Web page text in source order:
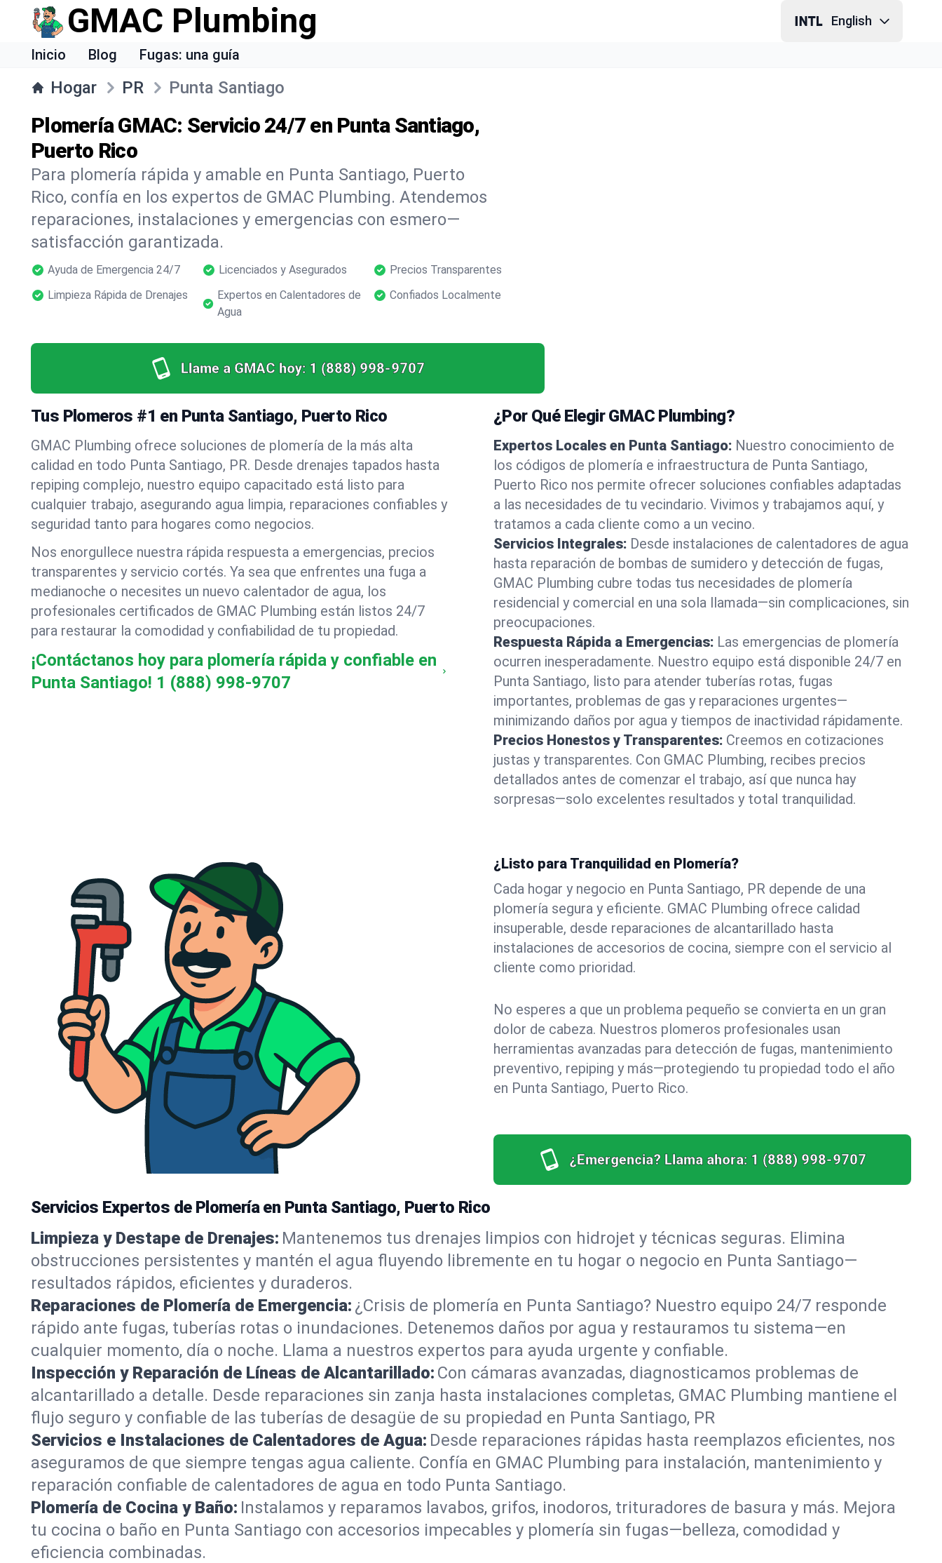
GMAC Plumbing English
Inicio Blog Fugas: una guía
Hogar PR Punta Santiago
Plomería GMAC: Servicio 24/7 en Punta Santiago,
Puerto Rico
Para plomería rápida y amable en Punta Santiago, Puerto
Rico, confía en los expertos de GMAC Plumbing. Atendemos
reparaciones, instalaciones y emergencias con esmero—
satisfacción garantizada.
Ayuda de Emergencia 24/7 Licenciados y Asegurados
Precios Transparentes
Limpieza Rápida de Drenajes
Expertos en Calentadores de
Agua
Confiados Localmente
Llame a GMAC hoy: 1 (888) 998-9707
Tus Plomeros #1 en Punta Santiago, Puerto Rico
GMAC Plumbing ofrece soluciones de plomería de la más alta
calidad en todo Punta Santiago, PR. Desde drenajes tapados hasta
repiping complejo, nuestro equipo capacitado está listo para
cualquier trabajo, asegurando agua limpia, reparaciones confiables y
seguridad tanto para hogares como negocios.
Nos enorgullece nuestra rápida respuesta a emergencias, precios
transparentes y servicio cortés. Ya sea que enfrentes una fuga a
medianoche o necesites un nuevo calentador de agua, los
profesionales certificados de GMAC Plumbing están listos 24/7
para restaurar la comodidad y confiabilidad de tu propiedad.
¡Contáctanos hoy para plomería rápida y confiable en
Punta Santiago! 1 (888) 998-9707
¿Por Qué Elegir GMAC Plumbing?
Expertos Locales en Punta Santiago: Nuestro conocimiento de
los códigos de plomería e infraestructura de Punta Santiago,
Puerto Rico nos permite ofrecer soluciones confiables adaptadas
a las necesidades de tu vecindario. Vivimos y trabajamos aquí, y
tratamos a cada cliente como a un vecino.
Servicios Integrales: Desde instalaciones de calentadores de agua
hasta reparación de bombas de sumidero y detección de fugas,
GMAC Plumbing cubre todas tus necesidades de plomería
residencial y comercial en una sola llamada—sin complicaciones, sin
preocupaciones.
Respuesta Rápida a Emergencias: Las emergencias de plomería
ocurren inesperadamente. Nuestro equipo está disponible 24/7 en
Punta Santiago, listo para atender tuberías rotas, fugas
importantes, problemas de gas y reparaciones urgentes—
minimizando daños por agua y tiempos de inactividad rápidamente.
Precios Honestos y Transparentes: Creemos en cotizaciones
justas y transparentes. Con GMAC Plumbing, recibes precios
detallados antes de comenzar el trabajo, así que nunca hay
sorpresas—solo excelentes resultados y total tranquilidad.
¿Listo para Tranquilidad en Plomería?
Cada hogar y negocio en Punta Santiago, PR depende de una
plomería segura y eficiente. GMAC Plumbing ofrece calidad
insuperable, desde reparaciones de alcantarillado hasta
instalaciones de accesorios de cocina, siempre con el servicio al
cliente como prioridad.
No esperes a que un problema pequeño se convierta en un gran
dolor de cabeza. Nuestros plomeros profesionales usan
herramientas avanzadas para detección de fugas, mantenimiento
preventivo, repiping y más—protegiendo tu propiedad todo el año
en Punta Santiago, Puerto Rico.
¿Emergencia? Llama ahora: 1 (888) 998-9707
Servicios Expertos de Plomería en Punta Santiago, Puerto Rico
Limpieza y Destape de Drenajes: Mantenemos tus drenajes limpios con hidrojet y técnicas seguras. Elimina
obstrucciones persistentes y mantén el agua fluyendo libremente en tu hogar o negocio en Punta Santiago—
resultados rápidos, eficientes y duraderos.
Reparaciones de Plomería de Emergencia: ¿Crisis de plomería en Punta Santiago? Nuestro equipo 24/7 responde
rápido ante fugas, tuberías rotas o inundaciones. Detenemos daños por agua y restauramos tu sistema—en
cualquier momento, día o noche. Llama a nuestros expertos para ayuda urgente y confiable.
Inspección y Reparación de Líneas de Alcantarillado: Con cámaras avanzadas, diagnosticamos problemas de
alcantarillado a detalle. Desde reparaciones sin zanja hasta instalaciones completas, GMAC Plumbing mantiene el
flujo seguro y confiable de las tuberías de desagüe de su propiedad en Punta Santiago, PR
Servicios e Instalaciones de Calentadores de Agua: Desde reparaciones rápidas hasta reemplazos eficientes, nos
aseguramos de que siempre tengas agua caliente. Confía en GMAC Plumbing para instalación, mantenimiento y
reparación confiable de calentadores de agua en todo Punta Santiago.
Plomería de Cocina y Baño: Instalamos y reparamos lavabos, grifos, inodoros, trituradores de basura y más. Mejora
tu cocina o baño en Punta Santiago con accesorios impecables y plomería sin fugas—belleza, comodidad y
eficiencia combinadas.